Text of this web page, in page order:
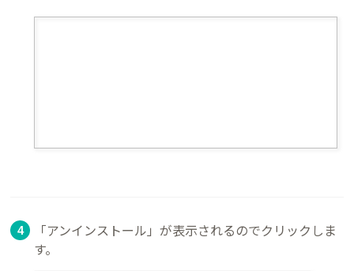
「アンインストール」が表示されるのでクリックしま
す。